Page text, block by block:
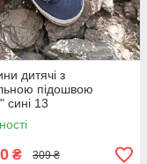
дитячі з
підошвою
сині 13
₴ 309 ₴